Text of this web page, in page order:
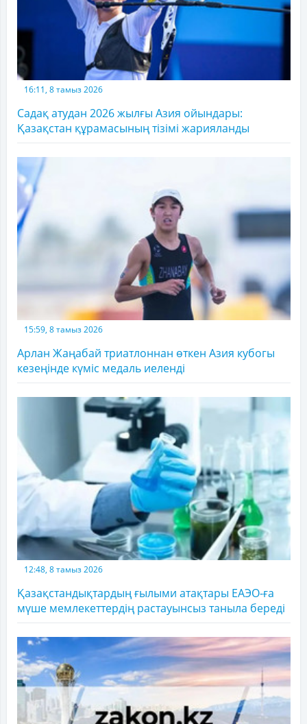
16:11, 8 тамыз 2026
Садақ атудан 2026 жылғы Азия ойындары:
Қазақстан құрамасының тізімі жарияланды
15:59, 8 тамыз 2026
Арлан Жаңабай триатлоннан өткен Азия кубогы
кезеңінде күміс медаль иеленді
12:48, 8 тамыз 2026
Қазақстандықтардың ғылыми атақтары ЕАЭО-ға
мүше мемлекеттердің растауынсыз таныла береді